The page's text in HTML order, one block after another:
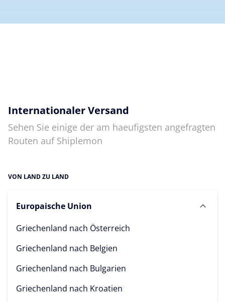
Internationaler Versand
Sehen Sie einige der am haeufigsten angefragten
Routen auf Shiplemon
VON LAND ZU LAND
Europaische Union
Griechenland nach Österreich
Griechenland nach Belgien
Griechenland nach Bulgarien
Griechenland nach Kroatien